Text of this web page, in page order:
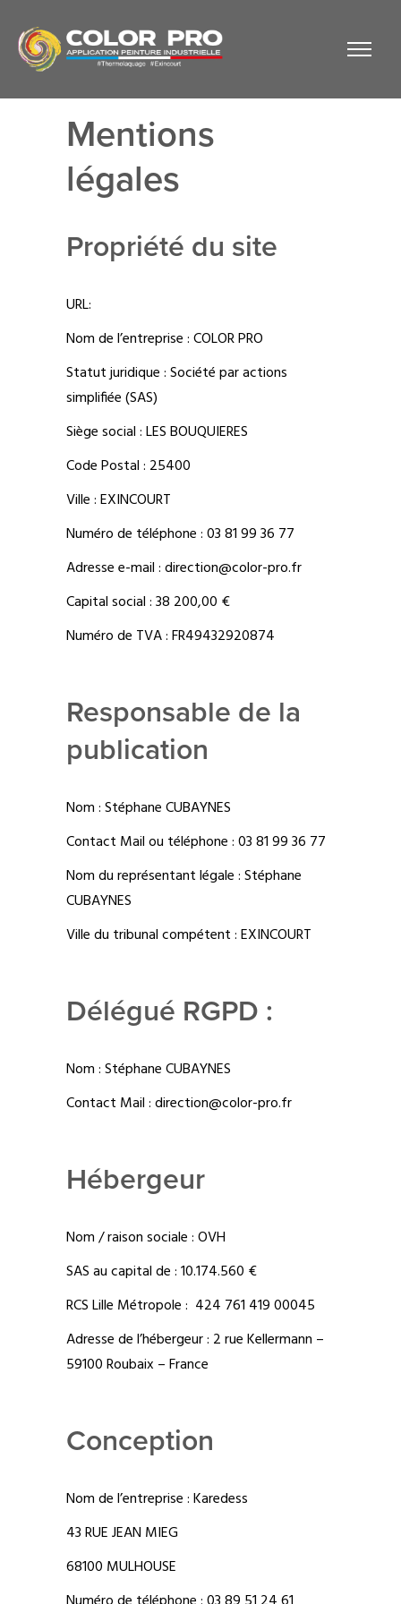
Mentions
légales
Propriété du site
URL:
Nom de l’entreprise : COLOR PRO
Statut juridique : Société par actions
simplifiée (SAS)
Siège social : LES BOUQUIERES
Code Postal : 25400
Ville : EXINCOURT
Numéro de téléphone : 03 81 99 36 77
Adresse e-mail : direction@color-pro.fr
Capital social : 38 200,00 €
Numéro de TVA : FR49432920874
Responsable de la
publication
Nom : Stéphane CUBAYNES
Contact Mail ou téléphone : 03 81 99 36 77
Nom du représentant légale : Stéphane
CUBAYNES
Ville du tribunal compétent : EXINCOURT
Délégué RGPD :
Nom : Stéphane CUBAYNES
Contact Mail : direction@color-pro.fr
Hébergeur
Nom / raison sociale : OVH
SAS au capital de : 10.174.560 €
RCS Lille Métropole : 424 761 419 00045
Adresse de l’hébergeur : 2 rue Kellermann –
59100 Roubaix – France
Conception
Nom de l’entreprise :Karedess
43 RUE JEAN MIEG
68100 MULHOUSE